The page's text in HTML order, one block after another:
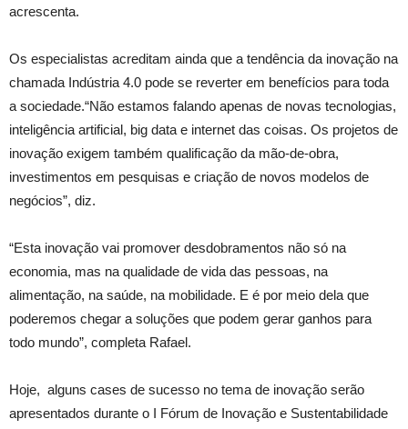
acrescenta.
Os especialistas acreditam ainda que a tendência da inovação na
chamada Indústria 4.0 pode se reverter em benefícios para toda
a sociedade.“Não estamos falando apenas de novas tecnologias,
inteligência artificial, big data e internet das coisas. Os projetos de
inovação exigem também qualificação da mão-de-obra,
investimentos em pesquisas e criação de novos modelos de
negócios”, diz.
“Esta inovação vai promover desdobramentos não só na
economia, mas na qualidade de vida das pessoas, na
alimentação, na saúde, na mobilidade. E é por meio dela que
poderemos chegar a soluções que podem gerar ganhos para
todo mundo”, completa Rafael.
Hoje, alguns cases de sucesso no tema de inovação serão
apresentados durante o I Fórum de Inovação e Sustentabilidade